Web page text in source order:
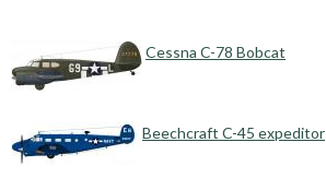
Cessna C-78 Bobcat
Beechcraft C-45 expeditor